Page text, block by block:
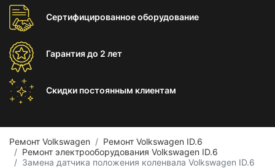
Сертифицированноеоборудование
Гарантиядо 2 лет
Скидки постоянным клиентам
Ремонт Volkswagen
Ремонт Volkswagen ID.6
Ремонт электрооборудования Volkswagen ID.6
Замена датчика положения коленвала Volkswagen ID.6